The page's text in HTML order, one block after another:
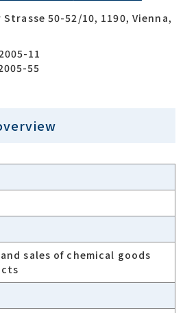
keywords
#What's MORIROKU?
50-52/10, 1190, Vienna,
11
55
sales of chemical goods